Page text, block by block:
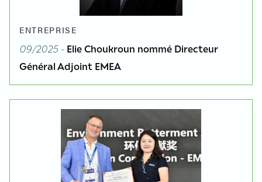
ENTREPRISE
09/2025 - Elie Choukroun nommé Directeur
Général Adjoint EMEA